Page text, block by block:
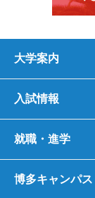
大学案内
入試情報
就職・進学
博多キャンパス